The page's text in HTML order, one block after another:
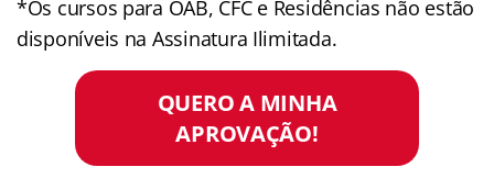
*Os cursos para OAB, CFC e Residências não estão
disponíveis na Assinatura Ilimitada.
QUERO A MINHA
APROVAÇÃO!